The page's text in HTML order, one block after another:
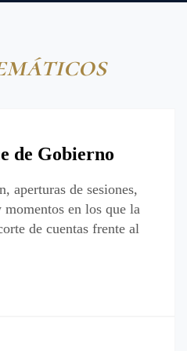
de Gobierno
aperturas de sesiones,
momentos en los que la
de cuentas frente al